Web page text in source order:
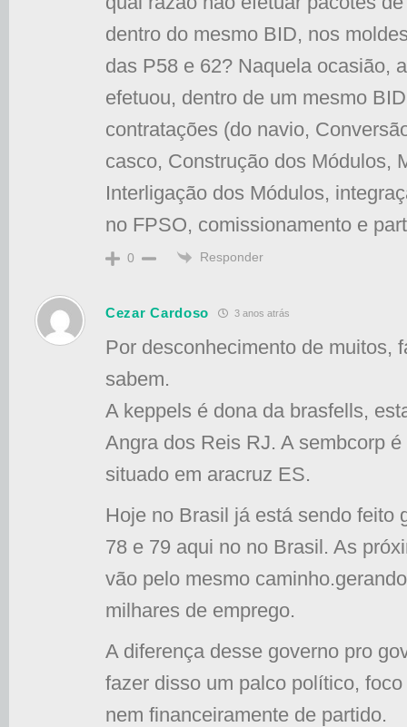
dentro do mesmo BID, nos
das P58 e 62? Naquela ocasião,
efetuou, dentro de um mesmo
contratações (do navio,
casco, Construção dos Módulos,
Interligação dos Módulos,
no FPSO, comissionamento e
0 Responder
Cezar Cardoso 3 anos atrás
Por desconhecimento de muitos,
sabem.
A keppels é dona da brasfells,
Angra dos Reis RJ. A sembcorp
situado em aracruz ES.
Hoje no Brasil já está sendo feito
78 e 79 aqui no no Brasil. As
vão pelo mesmo
milhares de emprego.
A diferença desse governo pro
fazer disso um palco político,
nem financeiramente de partido.